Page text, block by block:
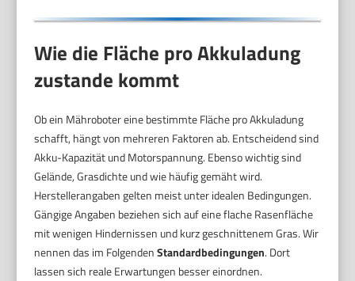
Wie die Fläche pro Akkuladung
zustande kommt
Ob ein Mähroboter eine bestimmte Fläche pro Akkuladung
schafft, hängt von mehreren Faktoren ab. Entscheidend sind
Akku-Kapazität und Motorspannung. Ebenso wichtig sind
Gelände, Grasdichte und wie häufig gemäht wird.
Herstellerangaben gelten meist unter idealen Bedingungen.
Gängige Angaben beziehen sich auf eine flache Rasenfläche
mit wenigen Hindernissen und kurz geschnittenem Gras. Wir
nennen das im FolgendenStandardbedingungen. Dort
lassen sich reale Erwartungen besser einordnen.